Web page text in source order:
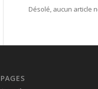
Désolé, aucun article
PAGES